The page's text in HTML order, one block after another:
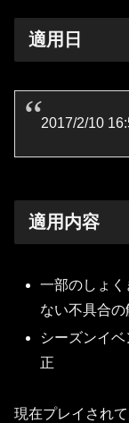
適用日
2017/2/10
適用内容
一部のしょ
ない不具合の
シーズンイ
正
現在プレイされ